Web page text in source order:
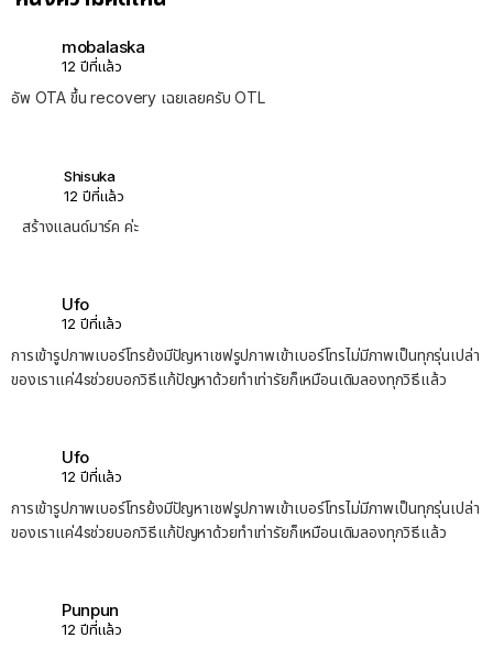
mobalaska
12 ปีที่แล้ว
อัพ OTA ขึ้น recovery เฉยเลยครับ OTL
Shisuka
12 ปีที่แล้ว
สร้างแลนด์มาร์ค ค่ะ
Ufo
12 ปีที่แล้ว
การเข้ารูปภาพเบอร์โทรย้งมีปัญหาเชฟรูปภาพเข้าเบอร์โทรไม่มีภาพเป็นทุกรุ่นเปล่า
ของเราแค่4sช่วยบอกวิธีแก้ปัญหาด้วยทำเท่ารัยก็เหมือนเดิมลองทุกวิธีแล้ว
Ufo
12 ปีที่แล้ว
การเข้ารูปภาพเบอร์โทรย้งมีปัญหาเชฟรูปภาพเข้าเบอร์โทรไม่มีภาพเป็นทุกรุ่นเปล่า
ของเราแค่4sช่วยบอกวิธีแก้ปัญหาด้วยทำเท่ารัยก็เหมือนเดิมลองทุกวิธีแล้ว
Punpun
12 ปีที่แล้ว